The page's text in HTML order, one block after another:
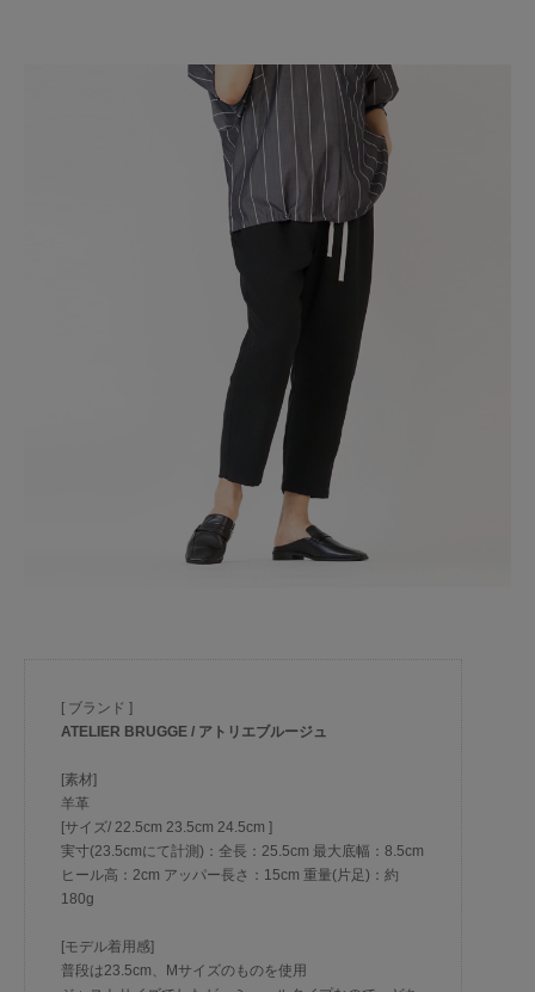
[ ブランド ]
ATELIER BRUGGE / アトリエブルージュ
[素材]
羊革
[サイズ/ 22.5cm 23.5cm 24.5cm ]
実寸(23.5cmにて計測)：全長：25.5cm 最大底幅：8.5cm
ヒール高：2cm アッパー長さ：15cm 重量(片足)：約
180g
[モデル着用感]
普段は23.5cm、Mサイズのものを使用